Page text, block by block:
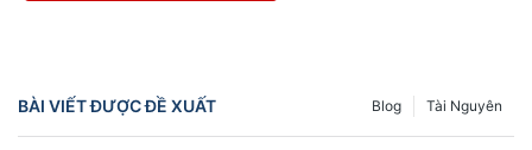
BÀI VIẾT ĐƯỢC ĐỀ XUẤT Tài Nguyên
Blog